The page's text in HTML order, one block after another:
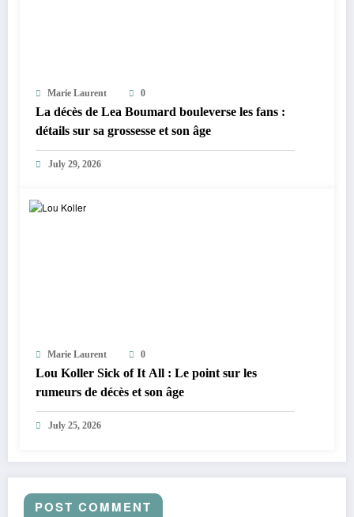
Marie Laurent 0
La décès de Lea Boumard bouleverse les fans :
détails sur sa grossesse et son âge
July 29, 2026
Marie Laurent 0
Lou Koller Sick of It All : Le point sur les
rumeurs de décès et son âge
July 25, 2026
POST COMMENT